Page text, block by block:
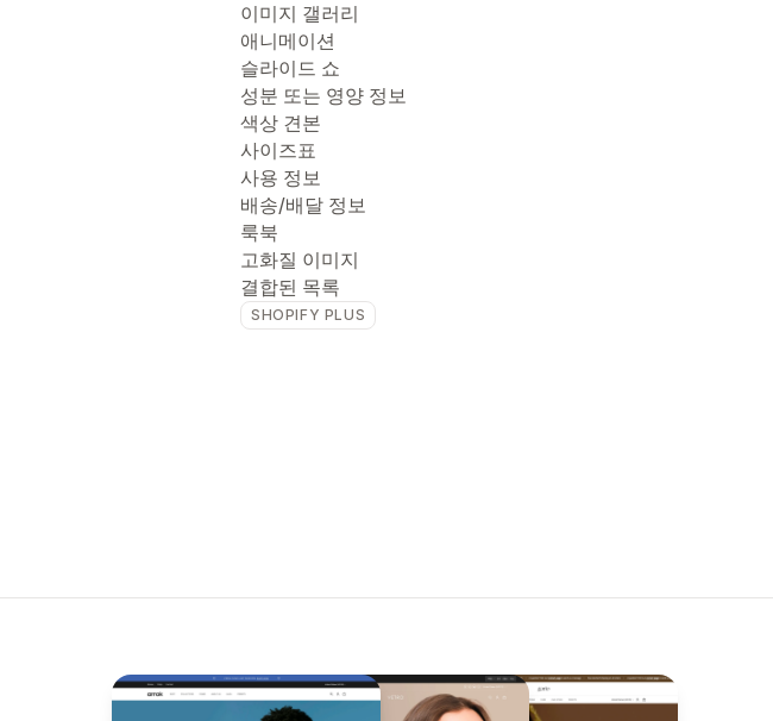
이미지 갤러리
애니메이션
슬라이드 쇼
성분 또는 영양 정보
색상 견본
사이즈표
사용 정보
배송/배달 정보
룩북
고화질 이미지
결합된 목록
SHOPIFY PLUS